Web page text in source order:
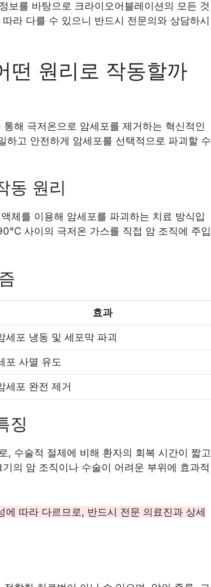
보를 바탕으로 크라이오어블레이션의 모든 것
라 다를 수 있으니 반드시 전문의와 상담하시
떤 원리로 작동할까
해 극저온으로 암세포를 제거하는 혁신적인
하고 안전하게 암세포를 선택적으로 파괴할 수
동 원리
체를 이용해 암세포를 파괴하는 치료 방식입
사이의 극저온 가스를 직접 암 조직에 주입
효과
세포 냉동 및 세포막 파괴
포 사멸 유도
세포 완전 제거
징
, 수술적 절제에 비해 환자의 회복 시간이 짧고
의 암 조직이나 수술이 어려운 부위에 효과적
따라 다르므로, 반드시 전문 의료진과 상세